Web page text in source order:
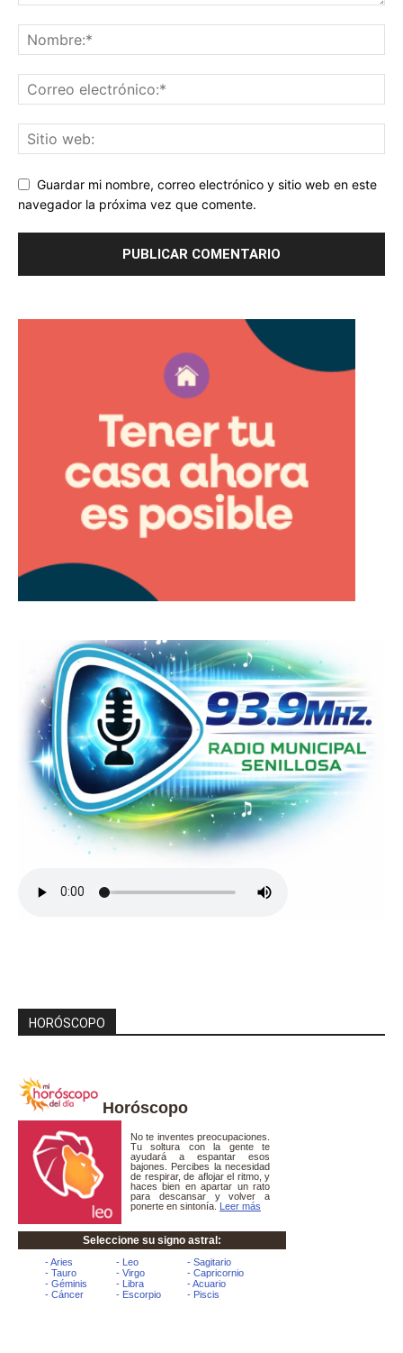
Guardar mi nombre, correo electrónico y sitio web en este
navegador la próxima vez que comente.
HORÓSCOPO
Horóscopo